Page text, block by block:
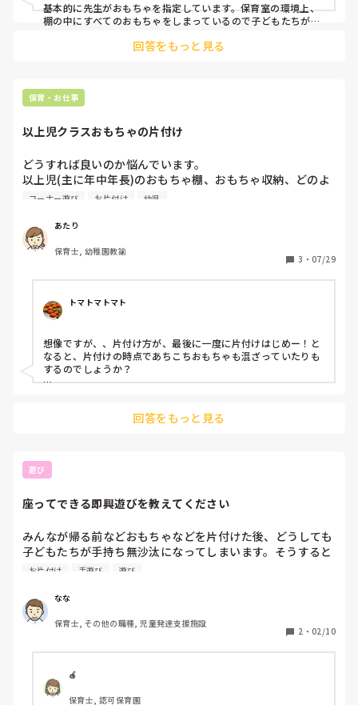
ます。
今までずっと上記の遊び方だったので4.5歳がおもちゃの使
場所を指定して酷くならないようにしてますがそれは子ども
合った片付け方をやっていったら良かったんじゃないかなと
か色々思うんです。選択の自由もないし(⚭-⚭ )
あと、おもちゃも通年で何も変わらないんです。自分のクラ
ス(幼児)は子どもの成長、考えに合わせて12月頃から廃材を
用意したりしました。乳児クラスは月齢差もあるだろうし初
めの4月と終わりの3月では成長具合が違うと思うのでおもち
ゃの変化をどうされてるのか知りたいです。
と嬉しいです๑ ᷇ 𖥦 ᷆๑)♡
長くなり申し訳ないです💦お願いします
基本的に先生がおもちゃを指定しています。保育室の環境上、
棚の中にすべてのおもちゃをしまっているので子どもたちが自
場合によって、一緒におもちゃ棚へいって「どれやりたい？」
回答をもっと見る
保育・お仕事
以上児クラスおもちゃの片付け
どうすれば良いのか悩んでいます。
以上児(主に年中年長)のおもちゃ棚、おもちゃ収納、どのよ
うにしていますか？
保育士によっても意見が様々で…
数が多いのか、分かりにくいのか、片付けに時間がかかって
いて、保育士の叱る声も増え…環境を見直して子ども達かイ
キイキと遊べて、自ら簡単に片付けられるようにしたいで
また、参考にしている書籍などもあれば教えてほしいです🙇‍♀️
コーナー遊び お片付け 幼児
あたり
保育士, 幼稚園教諭
3 ・ 07/29
トマトマトマト
想像ですが、、片付け方が、最後に一度に片付けはじめー！と
なると、片付けの時点であちこちおもちゃも混ざっていたりも
するのでしょうか？
は机で遊んでね、このエリアのおもちゃは他のエリアへは持っ
て、一番重要になってくるのは今使っているものを片付けてか
ら、次のおもちゃを出す。の徹底。
誰も使っていないおもちゃが放置されていたら「誰も遊んでく
れないのに家にも帰してもらえないよー😭」など擬人化する
そして、中長であれば、時計を使って心づもりさせるのもおす
すめです。「あと10分でお片付けしようと思います。今遊んで
いるおもちゃを最後のおもちゃにして、○時○分にはお片付け
やすく事前に伝えておくと、切り替えスムーズ、かつ、先読み
する子は事前に片付け始めることも。併せて時計にも親しめま
す。
エリア分けが叶わない場合は、こちらから指示を出して、○○
片付けをお願い、など名指しで一つのものを片付けてもらうよ
う分担するとスムーズだと思います。
回答をもっと見る
遊び
座ってできる即興遊びを教えてください
みんなが帰る前などおもちゃなどを片付けた後、どうしても
子どもたちが手持ち無沙汰になってしまいます。そうすると
走り回ってしまう子がおり、ぶつかったりするのが心配です
手遊びなど、みなさんの座ってできる遊びがあれば教えてい
た抱きたいです🙇‍♀
お片付け 手遊び 遊び
なな
保育士, その他の職種, 児童発達支援施設
2 ・ 02/10
🍎
保育士, 認可保育園